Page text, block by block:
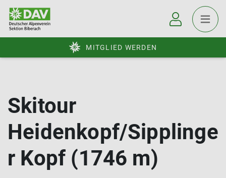
MITGLIED WERDEN
Skitour
Heidenkopf/Sipplinge
r Kopf (1746 m)